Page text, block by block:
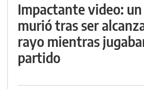
Impactante video:
murió tras ser
rayo mientras
partido